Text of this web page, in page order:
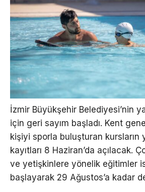
İzmir Büyükşehir Belediyesi’nin
için geri sayım başladı. Kent
kişiyi sporla buluşturan kursların
kayıtları 8 Haziran’da açılacak.
ve yetişkinlere yönelik eğitimler
başlayarak 29 Ağustos’a kadar